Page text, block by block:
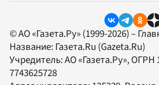
© АО «Газета.Ру» (1999-2026) –
Название: Газета.Ru (Gazeta.Ru)
Учредитель:АО «Газета.Ру», ОГРН
7743625728